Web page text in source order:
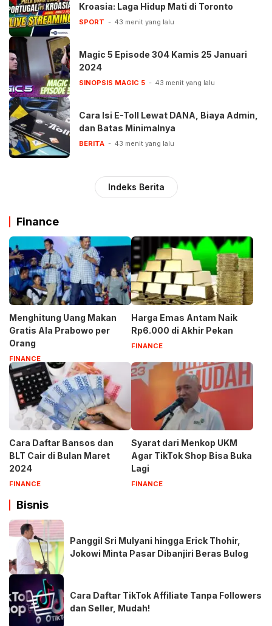
Kroasia: Laga Hidup Mati di Toronto
SPORT 43 menit yang lalu
Magic 5 Episode 304 Kamis 25 Januari
2024
SINOPSIS MAGIC 5 43 menit yang lalu
Cara Isi E-Toll Lewat DANA, Biaya Admin,
dan Batas Minimalnya
BERITA 43 menit yang lalu
Indeks Berita
Finance
Menghitung Uang Makan
Gratis Ala Prabowo per
Orang
FINANCE
Harga Emas Antam Naik
Rp6.000 di Akhir Pekan
FINANCE
Cara Daftar Bansos dan
BLT Cair di Bulan Maret
2024
FINANCE
Syarat dari Menkop UKM
Agar TikTok Shop Bisa Buka
Lagi
FINANCE
Bisnis
Panggil Sri Mulyani hingga Erick Thohir,
Jokowi Minta Pasar Dibanjiri Beras Bulog
Cara Daftar TikTok Affiliate Tanpa Followers
dan Seller, Mudah!